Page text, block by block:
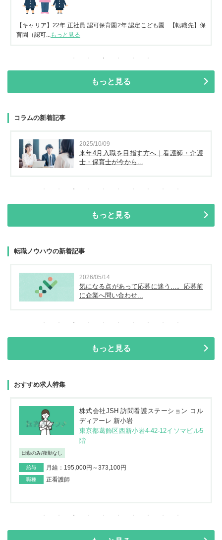
【キャリア】22年 正社員 認可保育園2年 認定こども園 【転職先】保
育園（認可...
もっと見る
もっと見る
コラムの新着記事
2025/10/09
来年4月入職を目指す方へ｜看護師・介護
士・保育士が今から...
もっと見る
転職ノウハウの新着記事
2026/05/14
気になる点があって応募に迷う…。応募前
に企業へ問い合わせ...
もっと見る
おすすめ求人特集
株式会社JSH 訪問看護ステーション コル
ディアーレ 新小岩
東京都葛飾区西新小岩4-42-12イソマビル5
階
日勤のみ/夜勤なし
給与 月給：195,000円～373,100円
職種 正看護師